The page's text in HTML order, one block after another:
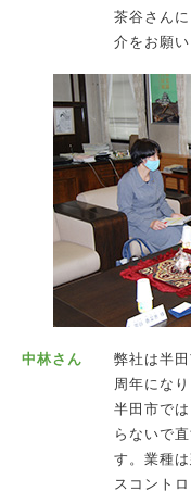
茶谷さん
介をお願い
中林さん
弊社は半
周年にな
半田市で
らないで
す。業種
スコント